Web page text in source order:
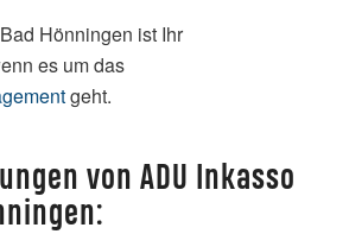
Hönningen ist Ihr
es um das
geht.
von ADU Inkasso